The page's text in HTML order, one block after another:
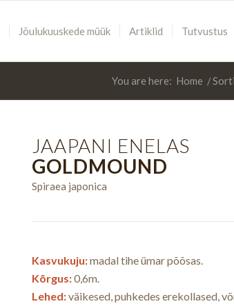
Jõulukuuskede müük Artiklid Tutvustus
You are here: Home /
JAAPANI ENELAS
GOLDMOUND
Spiraea japonica
Kasvukuju:madal tihe ümar põõsas.
Kõrgus:0,6m.
Lehed:väikesed, puhkedes erekollased,